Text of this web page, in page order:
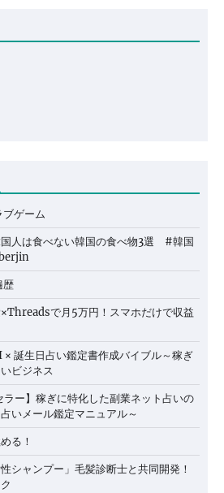
ゲーム
国人は食べない韓国の食べ物3選 #韓国
歴
×Threadsで月5万円！スマホだけで収益
× 誕生日占い鑑定書作成バイブル～稼ぎ
ビジネス
ー】稼ぎに特化した副業ネット占いの
いメール鑑定マニュアル～
る！
シャンプー」毛髪診断士と共同開発！